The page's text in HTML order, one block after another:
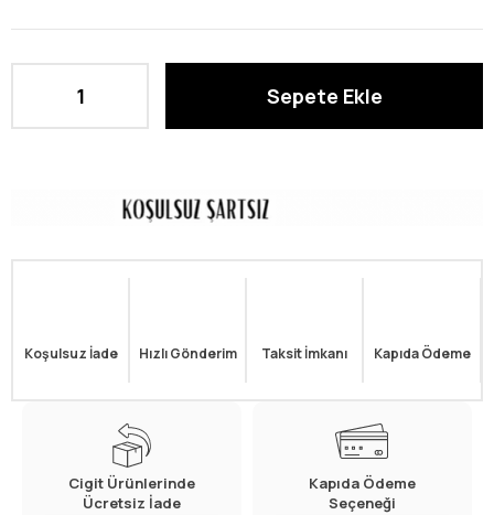
Koşulsuz İade Hızlı Gönderim Taksit İmkanı Kapıda Ödeme
Cigit Ürünlerinde
Ücretsiz İade
Kapıda Ödeme
Seçeneği